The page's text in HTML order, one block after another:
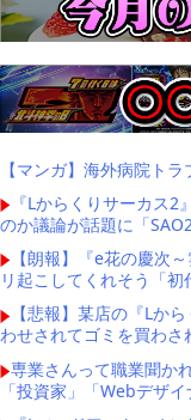
【マンガ】海外病院ト
『Lからくりサーカス
のか議論が話題に「
【朗報】『e花の慶次
リ起こしてくれそう「初
【悲報】某店の『Lか
わせされてゴミを買わさ
専業さんって職業聞か
「投資家」「Webデザ